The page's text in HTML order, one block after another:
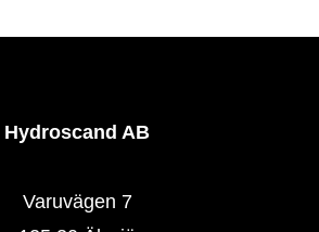
Hydroscand AB
Varuvägen 7